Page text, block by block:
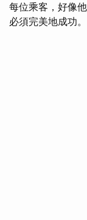
每位乘客，好像
必須完美地成功。